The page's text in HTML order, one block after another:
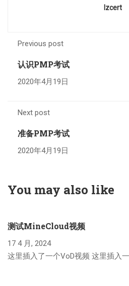
Izcert
Previous post
认识PMP考试
2020年4月19日
Next post
准备PMP考试
2020年4月19日
You may also like
测试MineCloud视频
17 4 月, 2024
这里插入了一个VoD视频 这里插入